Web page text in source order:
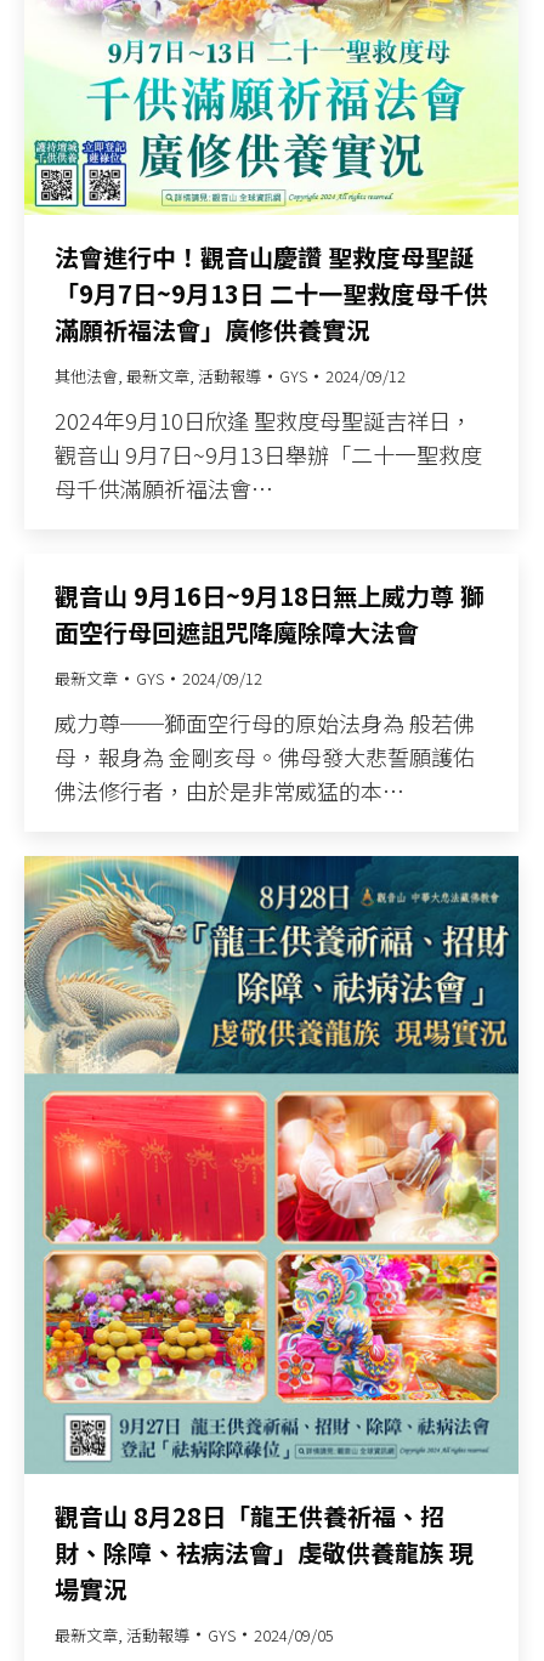
法會進行中！觀音山慶讚 聖救度母聖誕
「9月7日~9月13日 二十一聖救度母千供
滿願祈福法會」廣修供養實況
其他法會, 最新文章, 活動報導 GYS 2024/09/12
2024年9月10日欣逢 聖救度母聖誕吉祥日，
觀音山 9月7日~9月13日舉辦「二十一聖救度
母千供滿願祈福法會…
觀音山 9月16日~9月18日無上威力尊 獅
面空行母回遮詛咒降魔除障大法會
最新文章 GYS 2024/09/12
威力尊──獅面空行母的原始法身為 般若佛
母，報身為 金剛亥母。佛母發大悲誓願護佑
佛法修行者，由於是非常威猛的本…
觀音山 8月28日「龍王供養祈福、招
財、除障、祛病法會」虔敬供養龍族 現
場實況
最新文章 活動報導 GYS 2024/09/05